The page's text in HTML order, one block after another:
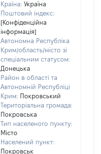
Країна: Україна
Поштовий індекс:
[Конфіденційна
інформація]
Автономна Республіка
Крим/область/місто зі
спеціальним статусом:
Донецька
Район в області та
Автономній Республіці
Крим: Покровський
Територіальна громада:
Покровська
Тип населеного пункту:
Місто
Населений пункт:
Покровськ